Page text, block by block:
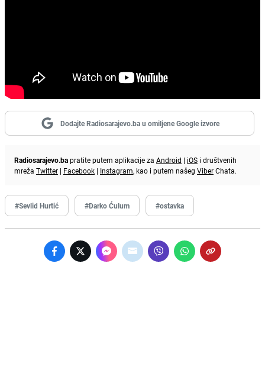
Dodajte Radiosarajevo.ba u omiljene Google izvore
Radiosarajevo.bapratite putem aplikacije za Android | iOS i društvenih
mreža Twitter | Facebook | Instagram, kao i putem našeg ViberChata.
#Sevlid Hurtić #Darko Ćulum #ostavka